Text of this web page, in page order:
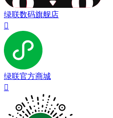
绿联数码旗舰店

绿联官方商城
